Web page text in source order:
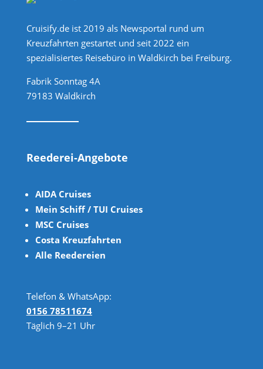
Cruisify.de ist 2019 als Newsportal rund um
Kreuzfahrten gestartet und seit 2022 ein
spezialisiertes Reisebüro in Waldkirch bei Freiburg.
Fabrik Sonntag 4A
79183 Waldkirch
Reederei-Angebote
AIDA Cruises
Mein Schiff / TUI Cruises
MSC Cruises
Costa Kreuzfahrten
Alle Reedereien
Telefon & WhatsApp:
0156 78511674
Täglich 9–21 Uhr